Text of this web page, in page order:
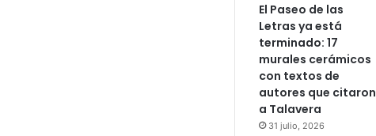
El Paseo de las
Letras ya está
terminado: 17
murales cerámicos
con textos de
autores que citaron
a Talavera
31 julio, 2026